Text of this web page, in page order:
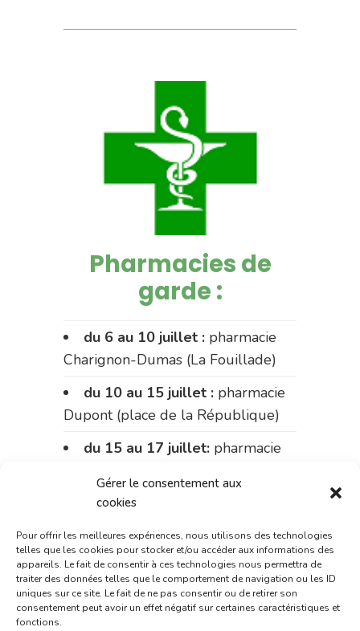
Gérer le consentement aux
cookies
Pour offrir les meilleures expériences, nous utilisons des technologies
telles que les cookies pour stocker et/ou accéder aux informations des
appareils. Le fait de consentir à ces technologies nous permettra de
traiter des données telles que le comportement de navigation ou les ID
uniques sur ce site. Le fait de ne pas consentir ou de retirer son
consentement peut avoir un effet négatif sur certaines caractéristiques et
fonctions.
Pharmacies de
garde :
du 6 au 10 juillet : pharmacie
Charignon-Dumas (La Fouillade)
du 10 au 15 juillet : pharmacie
Dupont (place de la République)
du 15 au 17 juillet: pharmacie
du 17 au 20 juillet :
Carnus (rue Marcellin-Fabre)
Le 20 juillet :pharmacie
Charignon-Dumas (La Fouillade)
du 20 au 24 juillet : pharmacie